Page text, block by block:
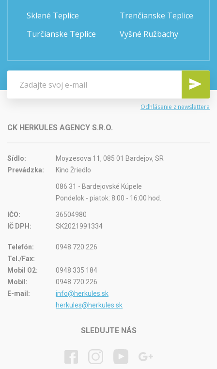
Sklené Teplice
Turčianske Teplice
Trenčianske Teplice
Vyšné Ružbachy
Odhlásenie z newslettera
CK HERKULES AGENCY S.R.O.
Sídlo:
Moyzesova 11, 085 01 Bardejov, SR
Prevádzka:
Kino Žriedlo
086 31 - Bardejovské Kúpele
Pondelok - piatok: 8:00 - 16:00 hod.
IČO:
36504980
IČ DPH:
SK2021991334
Telefón:
0948 720 226
Tel./Fax:
Mobil O2:
0948 335 184
Mobil:
0948 720 226
E-mail:
info@herkules.sk
herkules@herkules.sk
SLEDUJTE NÁS